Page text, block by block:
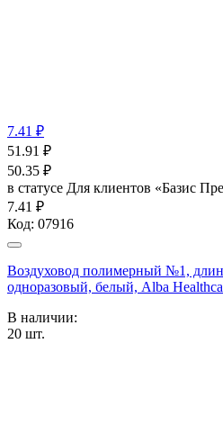
7.41 ₽
51.91 ₽
50.35 ₽
в статусе Для клиентов «Базис
7.41 ₽
Код: 07916
Воздуховод полимерный №1,
одноразовый, белый, Alba
В наличии:
20 шт.